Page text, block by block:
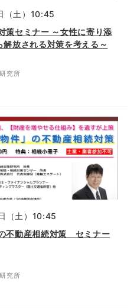
（土）10:45
セミナー ～女性に寄り添
放される対策を考える～
究所
（土）10:45
不動産相続対策 セミナー
究所